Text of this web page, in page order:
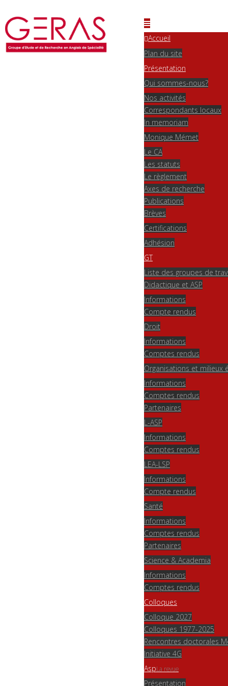
Accueil
Plan du site
Présentation
Qui sommes-nous?
Nos activités
Correspondants locaux
In memoriam
Monique Mémet
Le CA
Les statuts
Le règlement
Axes de recherche
Publications
Brèves
Certifications
Adhésion
GT
Liste des groupes de
Didactique et ASP
Informations
Compte rendus
Droit
Informations
Comptes rendus
Organisations et milieux
Informations
Comptes rendus
Partenaires
L-ASP
Informations
Comptes rendus
LEA-LSP
Informations
Compte rendus
Santé
Informations
Comptes rendus
Partenaires
Science & Academia
Informations
Comptes rendus
Colloques
Colloque 2027
Colloques 1977-2025
Rencontres doctorales
Initiative 4G
AspLa revue
Présentation